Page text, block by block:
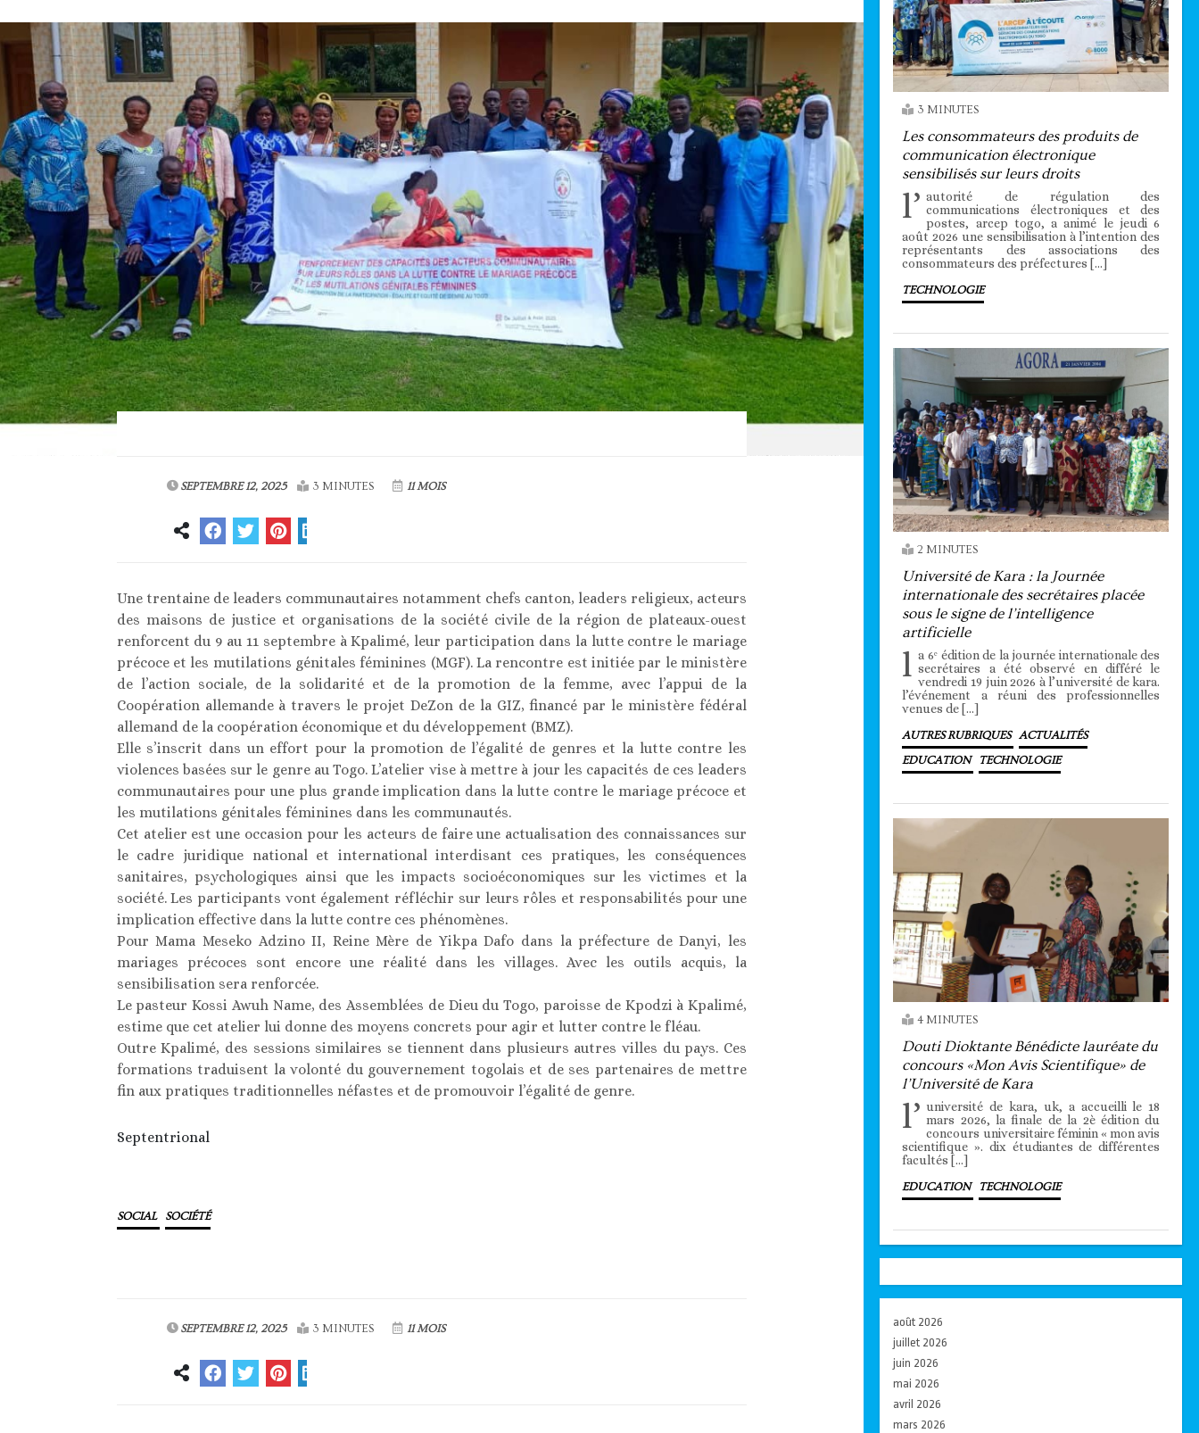
SEPTEMBRE 12, 2025 3 MINUTES 11 MOIS
Une trentaine de leaders communautaires notamment chefs canton, leaders religieux, acteurs
des maisons de justice et organisations de la société civile de la région de plateaux-ouest
renforcent du 9 au 11 septembre à Kpalimé, leur participation dans la lutte contre le mariage
précoce et les mutilations génitales féminines (MGF). La rencontre est initiée par le ministère
de l’action sociale, de la solidarité et de la promotion de la femme, avec l’appui de la
Coopération allemande à travers le projet DeZon de la GIZ, financé par le ministère fédéral
allemand de la coopération économique et du développement (BMZ).
Elle s’inscrit dans un effort pour la promotion de l’égalité de genres et la lutte contre les
violences basées sur le genre au Togo. L’atelier vise à mettre à jour les capacités de ces leaders
communautaires pour une plus grande implication dans la lutte contre le mariage précoce et
les mutilations génitales féminines dans les communautés.
Cet atelier est une occasion pour les acteurs de faire une actualisation des connaissances sur
le cadre juridique national et international interdisant ces pratiques, les conséquences
sanitaires, psychologiques ainsi que les impacts socioéconomiques sur les victimes et la
société. Les participants vont également réfléchir sur leurs rôles et responsabilités pour une
implication effective dans la lutte contre ces phénomènes.
Pour Mama Meseko Adzino II, Reine Mère de Yikpa Dafo dans la préfecture de Danyi, les
mariages précoces sont encore une réalité dans les villages. Avec les outils acquis, la
sensibilisation sera renforcée.
Le pasteur Kossi Awuh Name, des Assemblées de Dieu du Togo, paroisse de Kpodzi à Kpalimé,
estime que cet atelier lui donne des moyens concrets pour agir et lutter contre le fléau.
Outre Kpalimé, des sessions similaires se tiennent dans plusieurs autres villes du pays. Ces
formations traduisent la volonté du gouvernement togolais et de ses partenaires de mettre
fin aux pratiques traditionnelles néfastes et de promouvoir l’égalité de genre.
Septentrional
SOCIAL SOCIÉTÉ
SEPTEMBRE 12, 2025 3 MINUTES 11 MOIS
3 MINUTES
Les consommateurs des produits de
communication électronique
sensibilisés sur leurs droits
l’ autorité de régulation des
communications électroniques et des
postes, arcep togo, a animé le jeudi 6
août 2026 une sensibilisation à l’intention des
représentants des associations des
consommateurs des préfectures […]
TECHNOLOGIE
2 MINUTES
Université de Kara : la Journée
internationale des secrétaires placée
sous le signe de l’intelligence
artificielle
l a 6ᵉ édition de la journée internationale des
secrétaires a été observé en différé le
vendredi 19 juin 2026 à l’université de kara.
l’événement a réuni des professionnelles
venues de […]
AUTRES RUBRIQUES ACTUALITÉS
EDUCATION TECHNOLOGIE
4 MINUTES
Douti Dioktante Bénédicte lauréate du
concours «Mon Avis Scientifique» de
l’Université de Kara
l’ université de kara, uk, a accueilli le 18
mars 2026, la finale de la 2è édition du
concours universitaire féminin « mon avis
scientifique ». dix étudiantes de différentes
facultés […]
EDUCATION TECHNOLOGIE
août 2026
juillet 2026
juin 2026
mai 2026
avril 2026
mars 2026